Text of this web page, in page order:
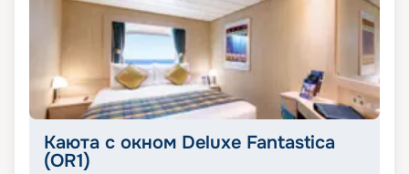
Каюта с окном Deluxe Fantastica
(OR1)